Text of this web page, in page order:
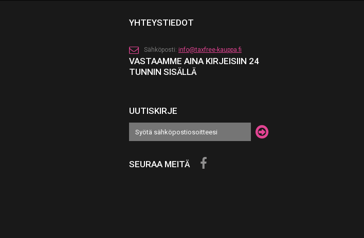
YHTEYSTIEDOT
Sähköposti: info@taxfree-kauppa.fi
VASTAAMME AINA KIRJEISIIN 24
TUNNIN SISÄLLÄ
UUTISKIRJE
SEURAA MEITÄ